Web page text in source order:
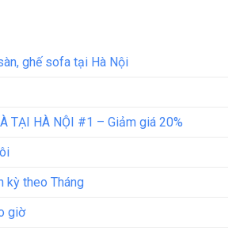
ghế sofa tại Hà Nội
TẠI HÀ NỘI #1 – Giảm giá 20%
kỳ theo Tháng
giờ